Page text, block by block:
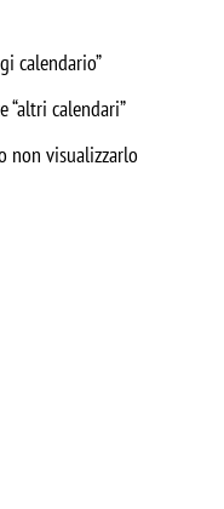
calendario”
“altri calendari”
non visualizzarlo